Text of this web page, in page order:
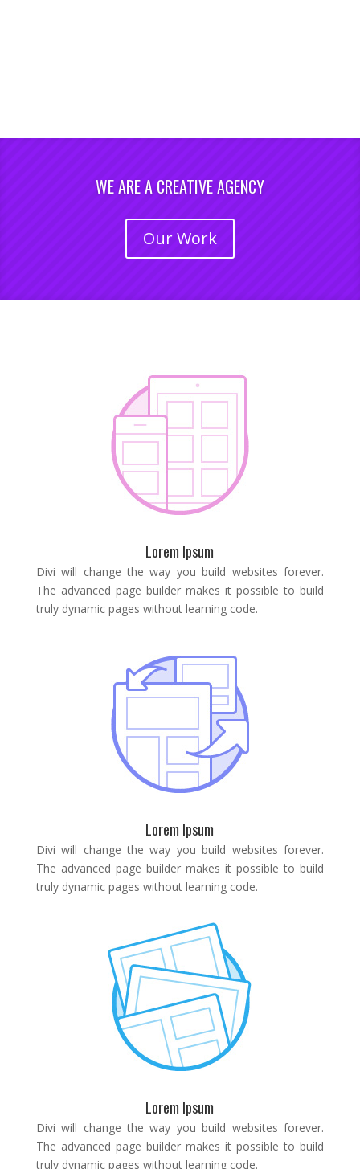
WE ARE A CREATIVE AGENCY
Our Work
Lorem Ipsum
Divi will change the way you build websites forever.
The advanced page builder makes it possible to build
truly dynamic pages without learning code.
Lorem Ipsum
Divi will change the way you build websites forever.
The advanced page builder makes it possible to build
truly dynamic pages without learning code.
Lorem Ipsum
Divi will change the way you build websites forever.
The advanced page builder makes it possible to build
truly dynamic pages without learning code.